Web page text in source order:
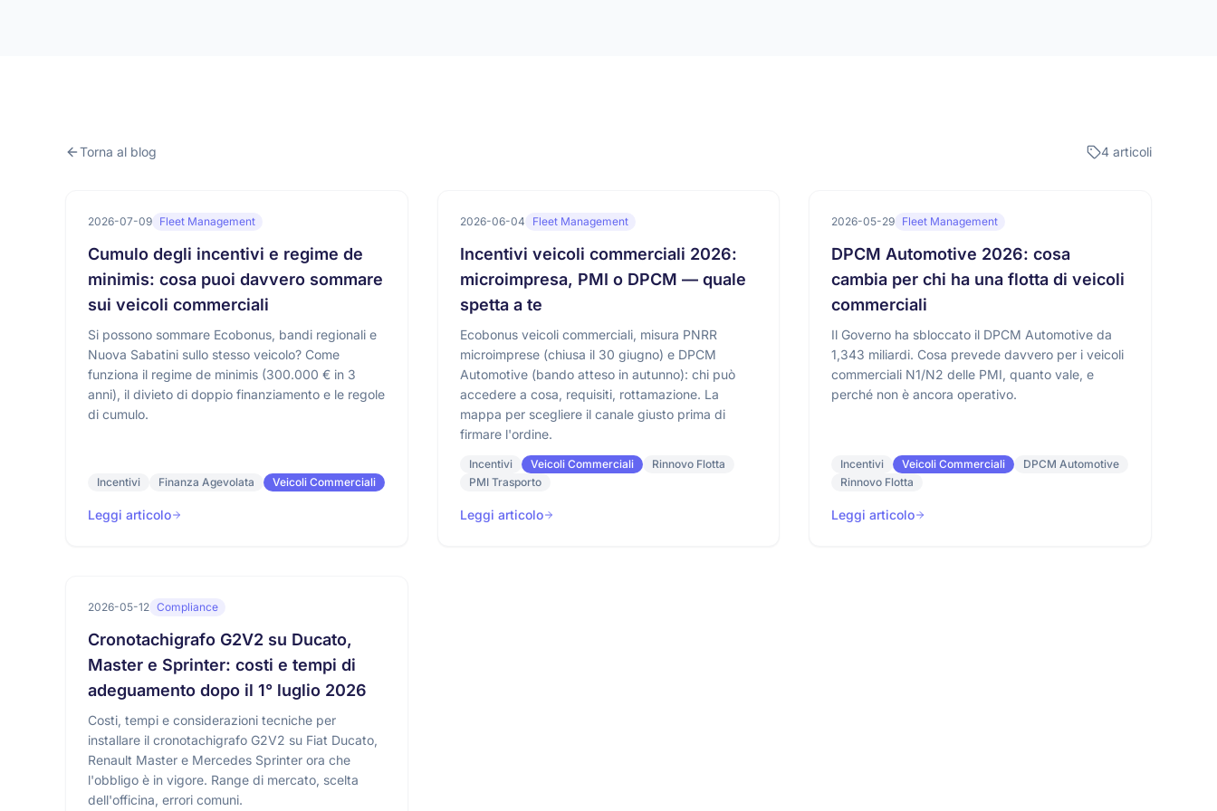
Torna al blog 4 articoli
2026-07-09 Fleet Management
Cumulo degli incentivi e regime de
minimis: cosa puoi davvero sommare
sui veicoli commerciali
Si possono sommare Ecobonus, bandi regionali e
Nuova Sabatini sullo stesso veicolo? Come
funziona il regime de minimis (300.000 € in 3
anni), il divieto di doppio finanziamento e le regole
di cumulo.
Incentivi Finanza Agevolata Veicoli Commerciali
Leggi articolo
2026-06-04 Fleet Management
Incentivi veicoli commerciali 2026:
microimpresa, PMI o DPCM — quale
spetta a te
Ecobonus veicoli commerciali, misura PNRR
microimprese (chiusa il 30 giugno) e DPCM
Automotive (bando atteso in autunno): chi può
accedere a cosa, requisiti, rottamazione. La
mappa per scegliere il canale giusto prima di
firmare l'ordine.
Incentivi Veicoli Commerciali
Rinnovo Flotta
PMI Trasporto
Leggi articolo
2026-05-29 Fleet Management
DPCM Automotive 2026: cosa
cambia per chi ha una flotta di veicoli
commerciali
Il Governo ha sbloccato il DPCM Automotive da
1,343 miliardi. Cosa prevede davvero per i veicoli
commerciali N1/N2 delle PMI, quanto vale, e
perché non è ancora operativo.
Incentivi Veicoli Commerciali
DPCM Automotive
Rinnovo Flotta
Leggi articolo
2026-05-12 Compliance
Cronotachigrafo G2V2 su Ducato,
Master e Sprinter: costi e tempi di
adeguamento dopo il 1° luglio 2026
Costi, tempi e considerazioni tecniche per
installare il cronotachigrafo G2V2 su Fiat Ducato,
Renault Master e Mercedes Sprinter ora che
l'obbligo è in vigore. Range di mercato, scelta
dell'officina, errori comuni.